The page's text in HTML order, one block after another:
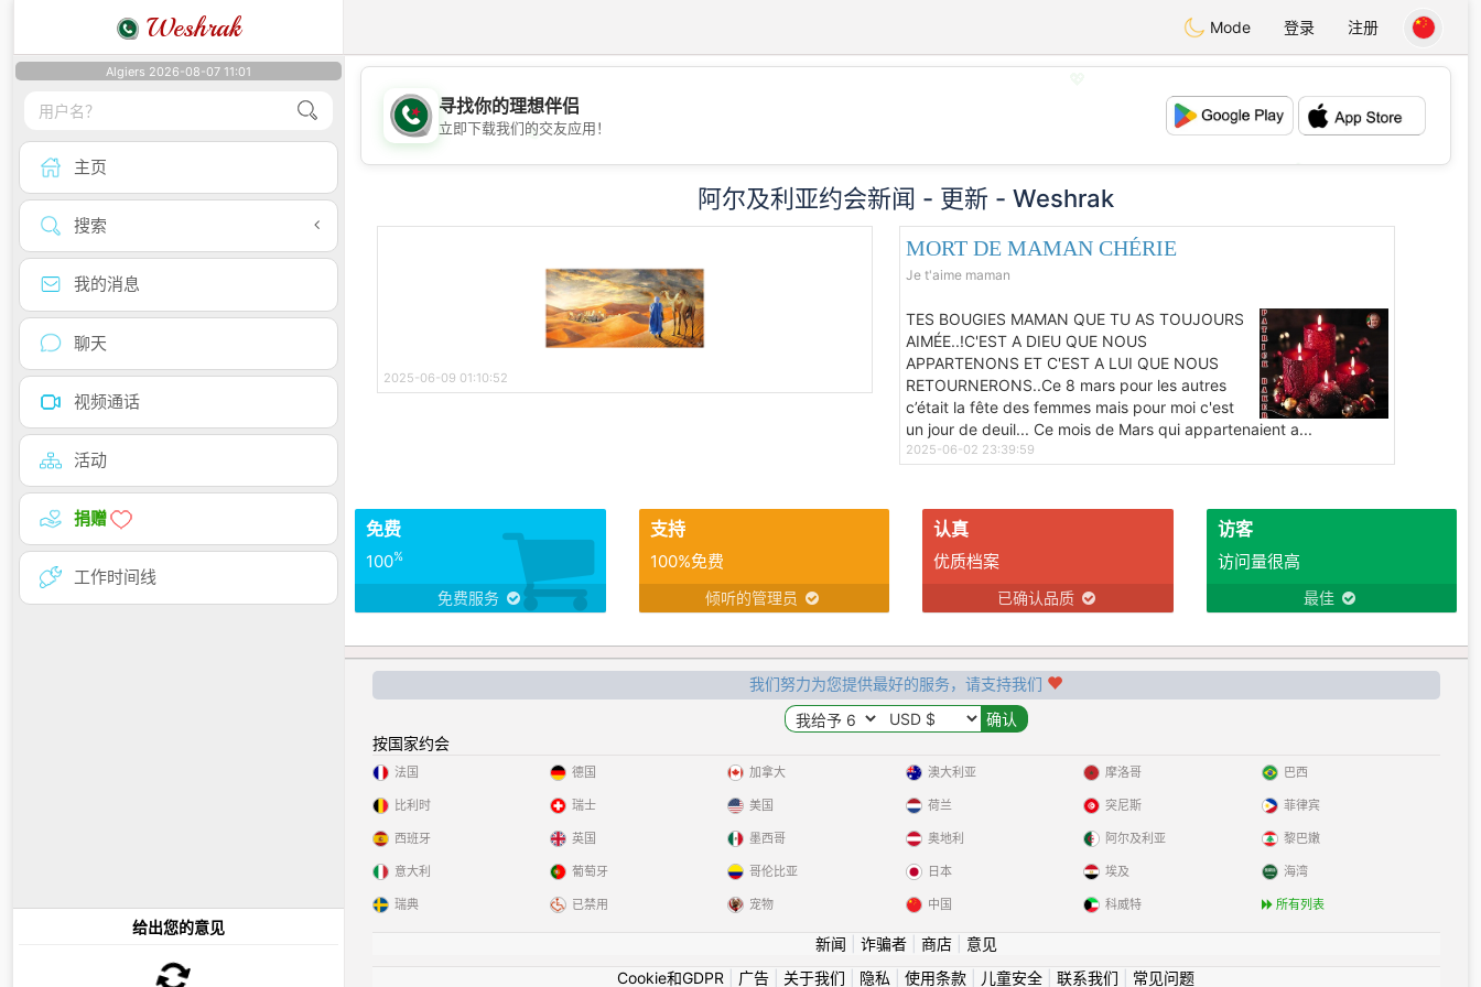
Weshrak Mode 登录 注册
Algiers 2026-08-07 11:01
主页
搜索
我的消息
聊天
视频通话
活动
捐赠
工作时间线
给出您的意见
💖
💕
💕
寻找你的理想伴侣
立即下载我们的交友应用！
阿尔及利亚约会新闻 - 更新 - Weshrak
2025-06-09 01:10:52
MORT DE MAMAN CHÉRIE
Je t'aime maman
TES BOUGIES MAMAN QUE TU AS TOUJOURS
AIMÉE..!C'EST A DIEU QUE NOUS
APPARTENONS ET C'EST A LUI QUE NOUS
RETOURNERONS..Ce 8 mars pour les autres
c’était la fête des femmes mais pour moi c'est
un jour de deuil... Ce mois de Mars qui appartenaient a...
2025-06-02 23:39:59
免费
100%
免费服务
支持
100%免费
倾听的管理员
认真
优质档案
已确认品质
访客
访问量很高
最佳
我们努力为您提供最好的服务，请支持我们
按国家约会
法国
比利时
西班牙
意大利
瑞典
德国
瑞士
英国
葡萄牙
已禁用
加拿大
美国
墨西哥
哥伦比亚
宠物
澳大利亚
荷兰
奥地利
日本
中国
摩洛哥
突尼斯
阿尔及利亚
埃及
科威特
巴西
菲律宾
黎巴嫩
海湾
所有列表
新闻 诈骗者| 商店| 意见
Cookie和GDPR
广告 关于我们 隐私 使用条款 儿童安全 联系我们 常见问题